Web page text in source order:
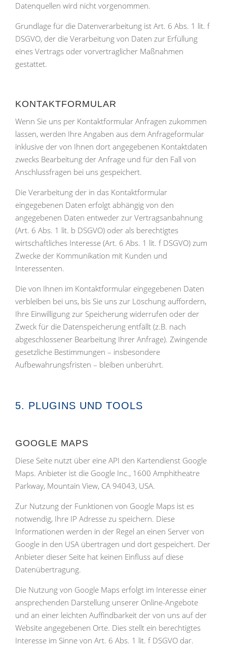
Datenquellen wird nicht vorgenommen.
Grundlage für die Datenverarbeitung ist Art. 6 Abs. 1 lit. f
DSGVO, der die Verarbeitung von Daten zur Erfüllung
eines Vertrags oder vorvertraglicher Maßnahmen
gestattet.
KONTAKTFORMULAR
Wenn Sie uns per Kontaktformular Anfragen zukommen
lassen, werden Ihre Angaben aus dem Anfrageformular
inklusive der von Ihnen dort angegebenen Kontaktdaten
zwecks Bearbeitung der Anfrage und für den Fall von
Anschlussfragen bei uns gespeichert.
Die Verarbeitung der in das Kontaktformular
eingegebenen Daten erfolgt abhängig von den
angegebenen Daten entweder zur Vertragsanbahnung
(Art. 6 Abs. 1 lit. b DSGVO) oder als berechtigtes
wirtschaftliches Interesse (Art. 6 Abs. 1 lit. f DSGVO) zum
Zwecke der Kommunikation mit Kunden und
Interessenten.
Die von Ihnen im Kontaktformular eingegebenen Daten
verbleiben bei uns, bis Sie uns zur Löschung auffordern,
Ihre Einwilligung zur Speicherung widerrufen oder der
Zweck für die Datenspeicherung entfällt (z.B. nach
abgeschlossener Bearbeitung Ihrer Anfrage). Zwingende
gesetzliche Bestimmungen – insbesondere
Aufbewahrungsfristen – bleiben unberührt.
5. PLUGINS UND TOOLS
GOOGLE MAPS
Diese Seite nutzt über eine API den Kartendienst Google
Maps. Anbieter ist die Google Inc., 1600 Amphitheatre
Parkway, Mountain View, CA 94043, USA.
Zur Nutzung der Funktionen von Google Maps ist es
notwendig, Ihre IP Adresse zu speichern. Diese
Informationen werden in der Regel an einen Server von
Google in den USA übertragen und dort gespeichert. Der
Anbieter dieser Seite hat keinen Einfluss auf diese
Datenübertragung.
Die Nutzung von Google Maps erfolgt im Interesse einer
ansprechenden Darstellung unserer Online-Angebote
und an einer leichten Auffindbarkeit der von uns auf der
Website angegebenen Orte. Dies stellt ein berechtigtes
Interesse im Sinne von Art. 6 Abs. 1 lit. f DSGVO dar.